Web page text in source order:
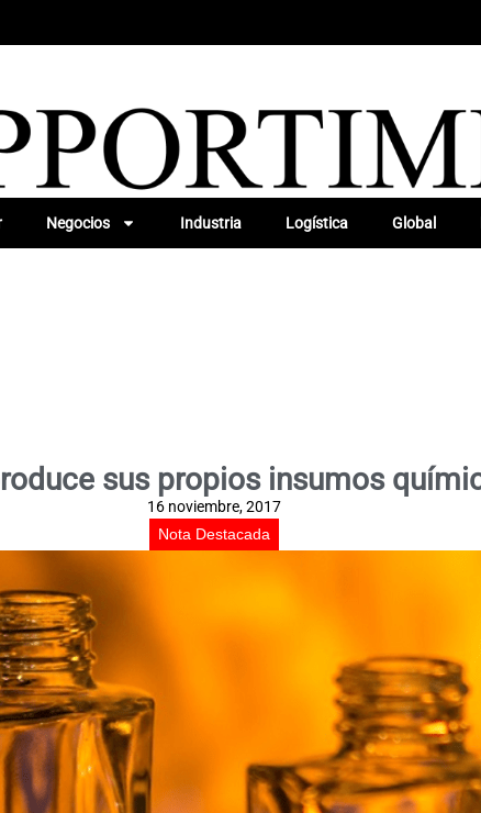
Negocios Industria Logística Global
sus propios insumos
16 noviembre, 2017
Nota Destacada